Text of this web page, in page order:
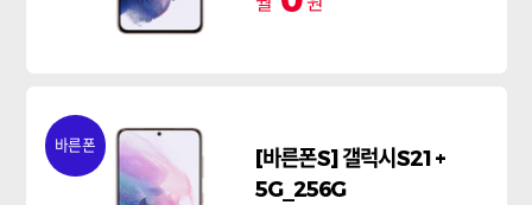
바른폰
[바른폰S] 갤럭시S21+
5G_256G